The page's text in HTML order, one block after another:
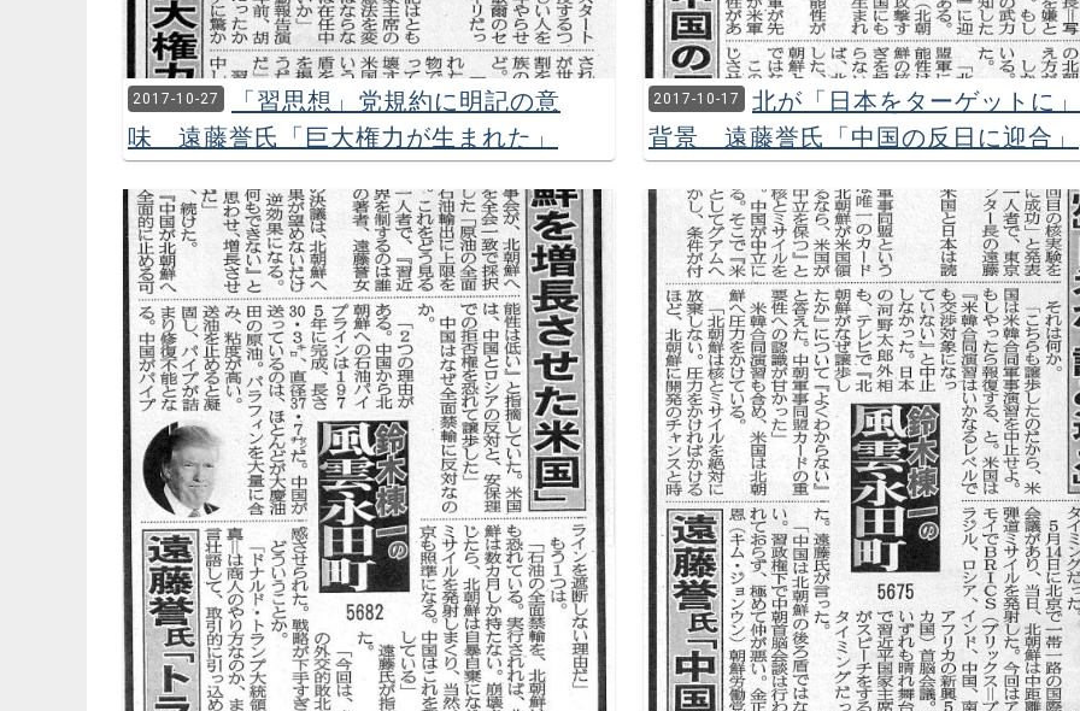
2017-10-27
「習思想」党規約に明記の意
味 遠藤誉氏「巨大権力が生まれた」
2017-10-17
北が「日本をターゲットに
背景 遠藤誉氏「中国の反日に迎合」